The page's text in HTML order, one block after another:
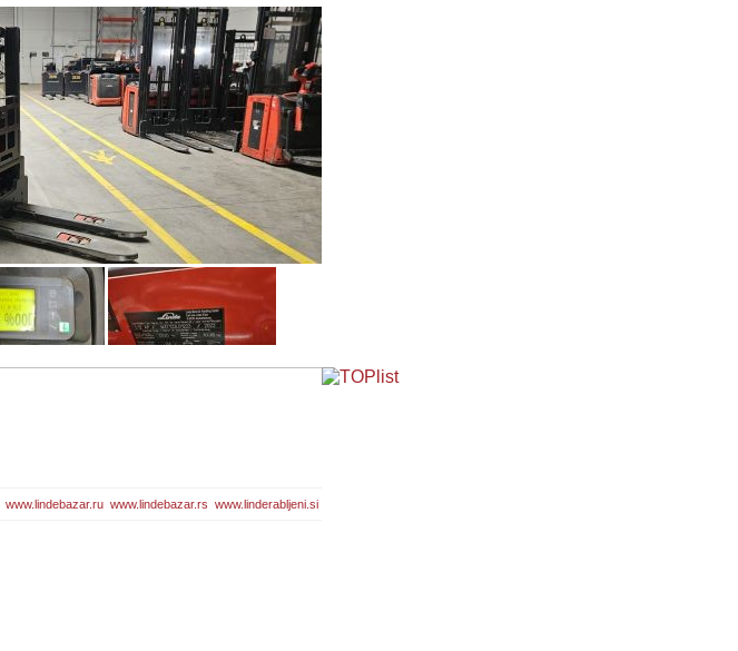
www.lindebazar.ru www.lindebazar.rs www.linderabljeni.si